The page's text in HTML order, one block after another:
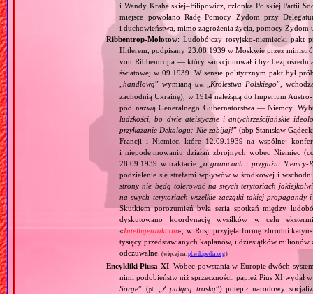
i Wandy Krahelskiej–Filipowicz, członka Polskiej Partii
miejsce powołano Radę Pomocy Żydom przy
i duchowieństwa, mimo zagrożenia życia, pomocy Żydom
Ribbentrop‐Mołotow: Ludobójczy rosyjsko‐niemiecki pakt
Hitlerem, podpisany 23.08.1939 w Moskwie przez
von Ribbentropa — który sankcjonował i był
światowej w 09.1939. W sensie politycznym pakt był
„handlową” wymianą tzw. Królestwa Polskiego”,
zachodnią Ukrainę), w 1914 należącą do Imperium
pod nazwą Generalnego Gubernatorstwa — Niemcy.
ludzkości, bo dwie ateistyczne i antychrześcijańskie
przykazanie Dekalogu: Nie zabijaj!” (abp Stanisław
Francji i Niemiec, które 12.09.1939 na wspólnej
i niepodejmowaniu działań zbrojnych wobec Niemiec
28.09.1939 w traktacie „ o granicach i przyjaźni
podzielenie się strefami wpływów w środkowej i
strony nie będą tolerować na swych terytoriach
na swych terytoriach wszelkie zaczątki takiej
Skutkiem porozumień była seria spotkań między
dyskutowano koordynację wysiłków w celu
«Intelligenzaktion», w Rosji przyjęła formę zbrodni
tysięcy przedstawianych kapłanów, i dziesiątków
odczuwalne. (więcej na:pl.wikipedia.org)
Encykliki Piusa XI: Wobec powstania w Europie dwóch
nimi podobieństw niż sprzeczności, papież Pius XI
Sorge” (pl. Z palącą troską”) potępił narodowy